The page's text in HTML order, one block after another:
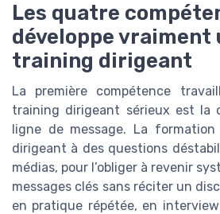
Les quatre
développe vraiment
training dirigeant
La première compétence
training dirigeant sérieux est la
ligne de message. La
dirigeant à des questions
médias, pour l’obliger à revenir
messages clés sans réciter un
en pratique répétée, en